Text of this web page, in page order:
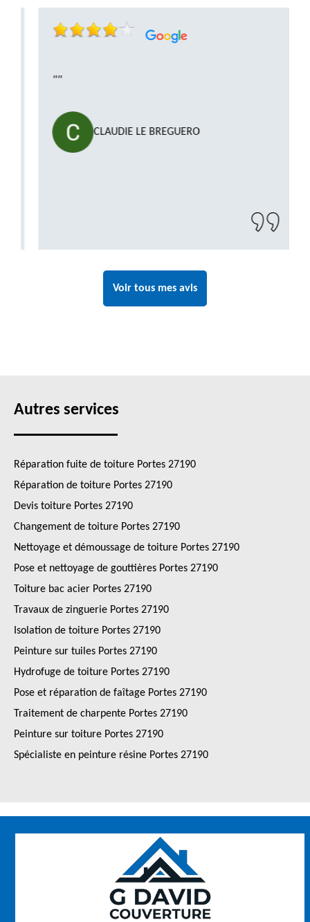
CLAUDIE LE BREGUERO
Voir tous mes avis
Autres services
Réparation fuite de toiture Portes 27190
Réparation de toiture Portes 27190
Devis toiture Portes 27190
Changement de toiture Portes 27190
Nettoyage et démoussage de toiture Portes 27190
Pose et nettoyage de gouttières Portes 27190
Toiture bac acier Portes 27190
Travaux de zinguerie Portes 27190
Isolation de toiture Portes 27190
Peinture sur tuiles Portes 27190
Hydrofuge de toiture Portes 27190
Pose et réparation de faîtage Portes 27190
Traitement de charpente Portes 27190
Peinture sur toiture Portes 27190
Spécialiste en peinture résine Portes 27190